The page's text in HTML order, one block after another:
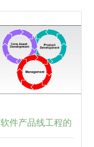
软件产品线工程的